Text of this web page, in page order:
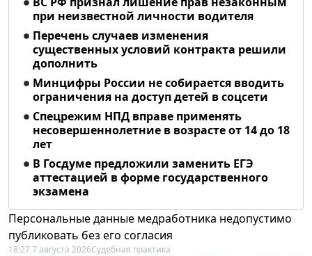
при неизвестной личности водителя
Перечень случаев изменения
существенных условий контракта решили
дополнить
Минцифры России не собирается вводить
ограничения на доступ детей в соцсети
Спецрежим НПД вправе применять
несовершеннолетние в возрасте от 14 до 18
лет
В Госдуме предложили заменить ЕГЭ
аттестацией в форме государственного
экзамена
Персональные данные медработника недопустимо
публиковать без его согласия
18:27 7 августа 2026Судебная практика